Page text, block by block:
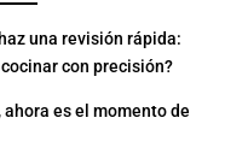
una revisión rápida:
con precisión?
es el momento de